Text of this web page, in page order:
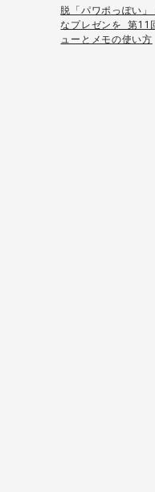
脱「パワポっぽい
なプレゼンを 第11
ューとメモの使い方